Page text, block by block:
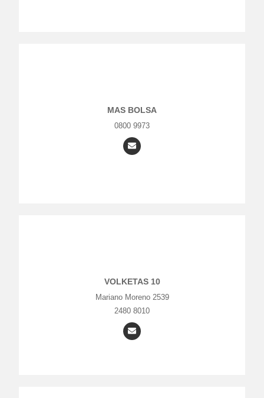
MAS BOLSA
0800 9973
VOLKETAS 10
Mariano Moreno 2539
2480 8010